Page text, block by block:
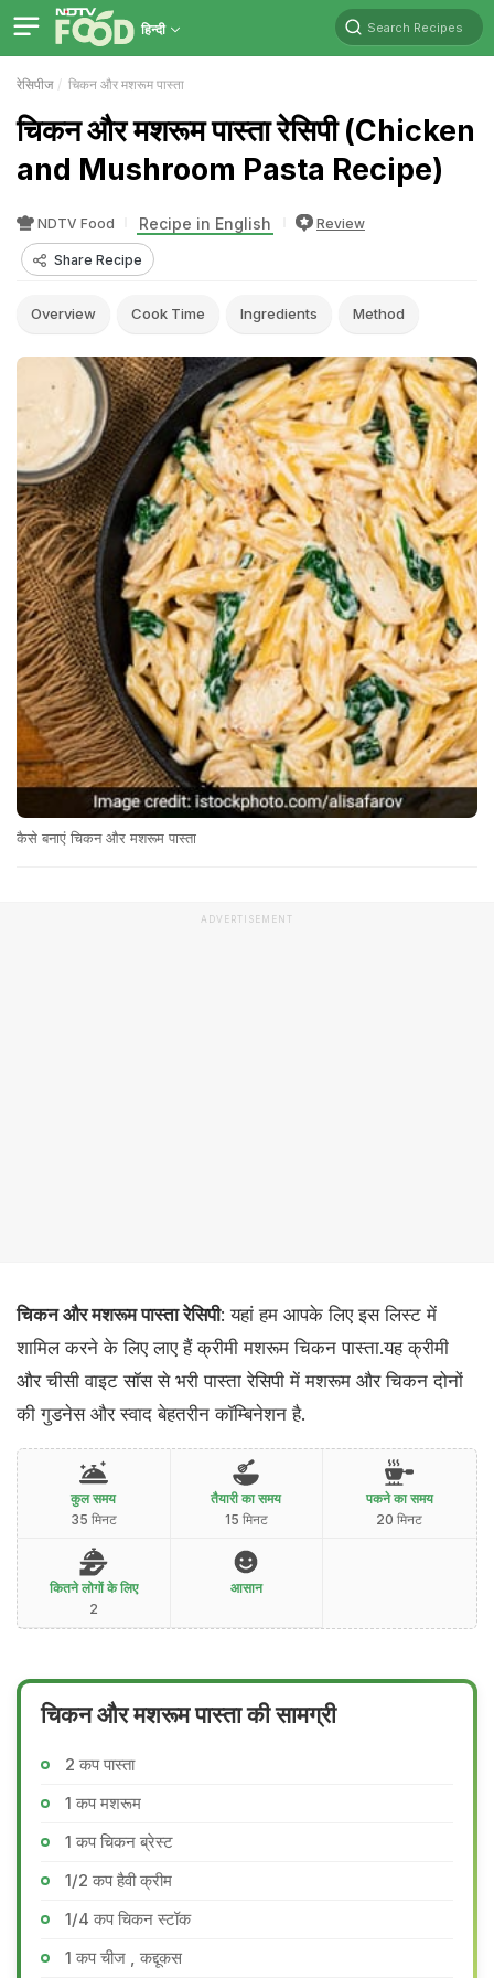
हिन्दी Search Recipes
रेसिपीज चिकन और मशरूम पास्ता
चिकन और मशरूम पास्ता रेसिपी (Chicken
and Mushroom Pasta Recipe)
NDTV Food Recipe in English Review
Share Recipe
Overview Cook Time Ingredients Method
कैसे बनाएं चिकन और मशरूम पास्ता
ADVERTISEMENT
चिकन और मशरूम पास्ता रेसिपी: यहां हम आपके लिए इस लिस्ट में
शामिल करने के लिए लाए हैं क्रीमी मशरूम चिकन पास्ता.यह क्रीमी
और चीसी वाइट सॉस से भरी पास्ता रेसिपी में मशरूम और चिकन दोनों
की गुडनेस और स्वाद बेहतरीन कॉम्बिनेशन है.
कुल समय
35 मिनट
तैयारी का समय
15 मिनट
पकने का समय
20 मिनट
कितने लोगों के लिए
2
आसान
चिकन और मशरूम पास्ता की सामग्री
2 कप पास्ता
1 कप मशरूम
1 कप चिकन ब्रेस्ट
1/2 कप हैवी क्रीम
1/4 कप चिकन स्टॉक
1 कप चीज , कद्दूकस